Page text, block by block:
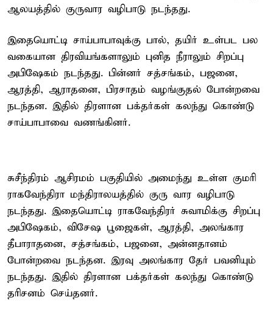
ஆலயத்தில் குருவார வழிபாடு நடந்தது.
இதையொட்டி சாய்பாபாவுக்கு பால், தயிர் உள்பட பல
வகையான திரவியங்களாலும் புனித நீராலும் சிறப்பு
அபிஷேகம் நடந்தது. பின்னர் சத்சங்கம், பஜனை,
ஆரத்தி, ஆராதனை, பிரசாதம் வழங்குதல் போன்றவை
நடந்தன. இதில் திரளான பக்தர்கள் கலந்து கொண்டு
சாய்பாபாவை வணங்கினர்.
சுசீந்திரம் ஆசிரமம் பகுதியில் அமைந்து உள்ள குமரி
ராகவேந்திரா மந்திராலயத்தில் குரு வார வழிபாடு
நடந்தது. இதையொட்டி ராகவேந்திரர் சுவாமிக்கு சிறப்பு
அபிஷேகம், விசேஷ பூஜைகள், ஆரத்தி, அலங்கார
தீபாராதனை, சத்சங்கம், பஜனை, அன்னதானம்
போன்றவை நடந்தன. இரவு அலங்கார தேர் பவனியும்
நடந்தது. இதில் திரளான பக்தர்கள் கலந்து கொண்டு
தரிசனம் செய்தனர்.